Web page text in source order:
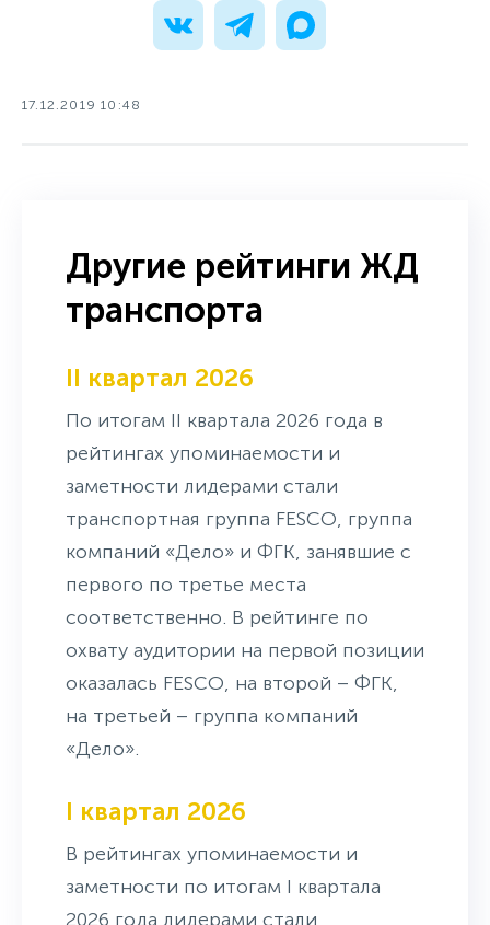
17.12.2019 10:48
Другие рейтинги ЖД
транспорта
II квартал 2026
По итогам II квартала 2026 года в
рейтингах упоминаемости и
заметности лидерами стали
транспортная группа FESCO, группа
компаний «Дело» и ФГК, занявшие с
первого по третье места
соответственно. В рейтинге по
охвату аудитории на первой позиции
оказалась FESCO, на второй – ФГК,
на третьей – группа компаний
«Дело».
I квартал 2026
В рейтингах упоминаемости и
заметности по итогам I квартала
2026 года лидерами стали